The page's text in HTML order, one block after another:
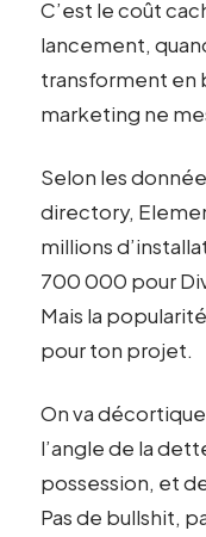
C’est le coût
lancement,
transforment en
marketing ne
Selon les
directory,
millions
700 000 pour
Mais la
pour ton projet.
On va
l’angle de la
possession, et
Pas de bullshit,